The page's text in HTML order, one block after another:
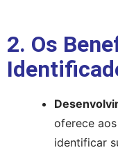
2. Os
oferece
identificar